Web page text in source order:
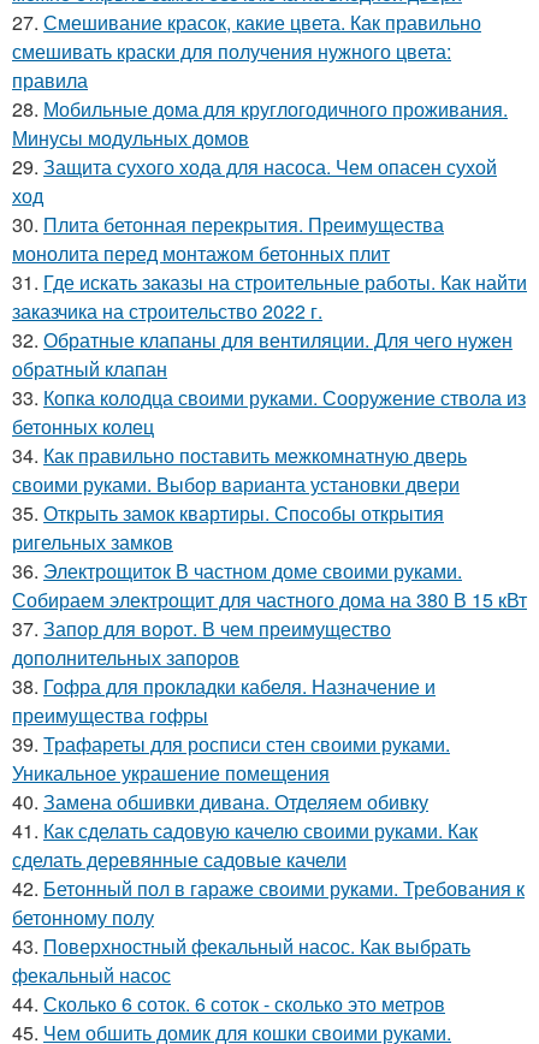
27. Смешивание красок, какие цвета. Как правильно
смешивать краски для получения нужного цвета:
правила
28. Мобильные дома для круглогодичного проживания.
Минусы модульных домов
29. Защита сухого хода для насоса. Чем опасен сухой
ход
30. Плита бетонная перекрытия. Преимущества
монолита перед монтажом бетонных плит
31. Где искать заказы на строительные работы. Как найти
заказчика на строительство 2022 г.
32. Обратные клапаны для вентиляции. Для чего нужен
обратный клапан
33. Копка колодца своими руками. Сооружение ствола из
бетонных колец
34. Как правильно поставить межкомнатную дверь
своими руками. Выбор варианта установки двери
35. Открыть замок квартиры. Способы открытия
ригельных замков
36. Электрощиток В частном доме своими руками.
Собираем электрощит для частного дома на 380 В 15 кВт
37. Запор для ворот. В чем преимущество
дополнительных запоров
38. Гофра для прокладки кабеля. Назначение и
преимущества гофры
39. Трафареты для росписи стен своими руками.
Уникальное украшение помещения
40. Замена обшивки дивана. Отделяем обивку
41. Как сделать садовую качелю своими руками. Как
сделать деревянные садовые качели
42. Бетонный пол в гараже своими руками. Требования к
бетонному полу
43. Поверхностный фекальный насос. Как выбрать
фекальный насос
44. Сколько 6 соток. 6 соток - сколько это метров
45. Чем обшить домик для кошки своими руками.